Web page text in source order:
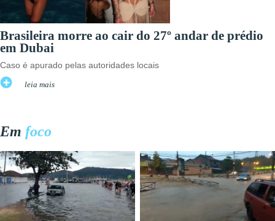
Brasileira morre ao cair do 27º andar de prédio
em Dubai
Caso é apurado pelas autoridades locais
leia mais
Em foco